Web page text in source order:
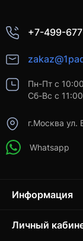
+7-499-
Пн-Пт с
Сб-Вс с
г.Москва ул.
Whatsapp
Информация
Личный